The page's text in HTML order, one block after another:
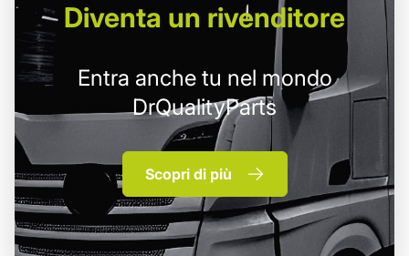
Diventa un rivenditore
Entra anche tu nel mondo
DrQualityParts
Scopri di più